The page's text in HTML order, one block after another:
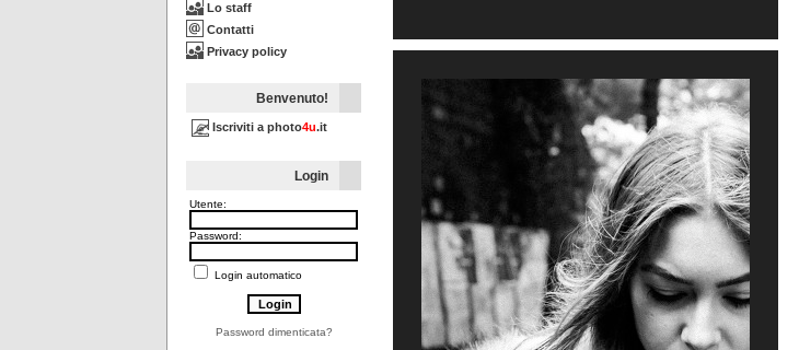
Lo staff
Contatti
Privacy policy
Benvenuto!
Iscriviti a photo4u.it
Login
Utente:
Password:
Login automatico
Password dimenticata?